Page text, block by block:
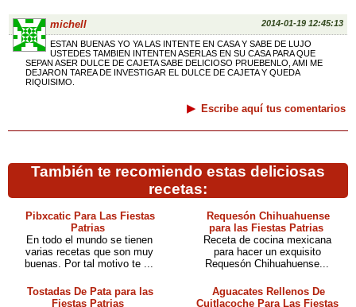
michell 2014-01-19 12:45:13
ESTAN BUENAS YO YA LAS INTENTE EN CASA Y SABE DE LUJO
USTEDES TAMBIEN INTENTEN ASERLAS EN SU CASA PARA QUE
SEPAN ASER DULCE DE CAJETA SABE DELICIOSO PRUEBENLO, AMI ME
DEJARON TAREA DE INVESTIGAR EL DULCE DE CAJETA Y QUEDA
RIQUISIMO.
Escribe aquí tus comentarios
También te recomiendo estas deliciosas
recetas:
Pibxcatic Para Las Fiestas
Patrias
En todo el mundo se tienen
varias recetas que son muy
buenas. Por tal motivo te ...
Requesón Chihuahuense
para las Fiestas Patrias
Receta de cocina mexicana
para hacer un exquisito
Requesón Chihuahuense...
Tostadas De Pata para las
Fiestas Patrias
Aguacates Rellenos De
Cuitlacoche Para Las Fiestas